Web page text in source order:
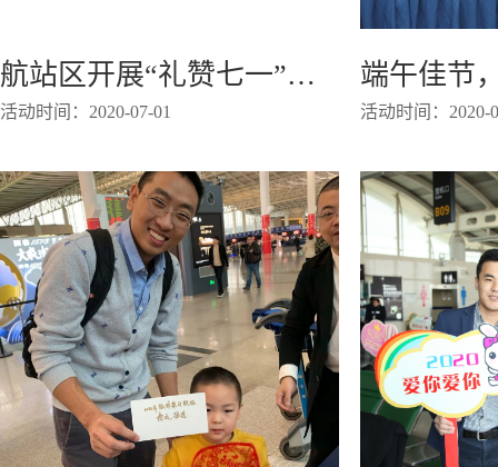
航站区开展“礼赞七一”拼图互动活动
活动时间：2020-07-01
端午佳节
活动时间：2020-